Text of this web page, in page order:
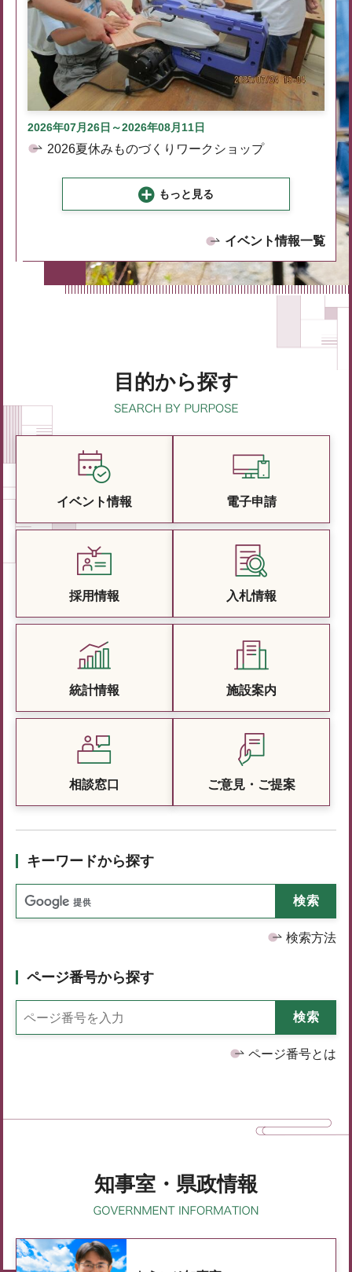
2026年07月26日～2026年08月11日
2026夏休みものづくりワークショップ
もっと見る
イベント情報一覧
目的から探す
イベント情報 電子申請
採用情報 入札情報
統計情報 施設案内
相談窓口 ご意見・ご提案
キーワードから探す
検索方法
ページ番号から探す
ページ番号とは
知事室・県政情報